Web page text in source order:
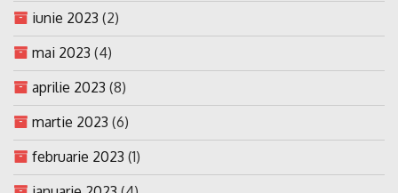
iunie 2023 (2)
mai 2023 (4)
aprilie 2023 (8)
martie 2023 (6)
februarie 2023 (1)